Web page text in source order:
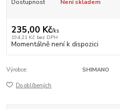
Dostupnost Není skladem
235,00 Kč/ks
194,21 Kč bez DPH
Momentálně není k dispozici
Výrobce: SHIMANO
Do oblíbených